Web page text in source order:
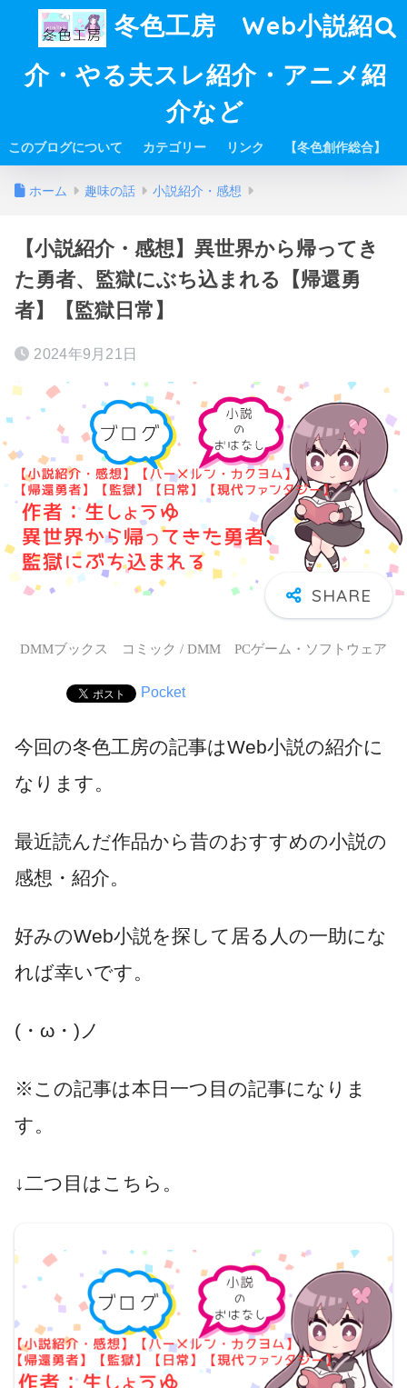
冬色工房 Web小説紹
介・やる夫スレ紹介・アニメ紹
介など
このブログについて カテゴリー リンク 【冬色創作総合】
ホーム 趣味の話 小説紹介・感想
【小説紹介・感想】異世界から帰ってき
た勇者、監獄にぶち込まれる【帰還勇
者】【監獄日常】
2024年9月21日
DMMブックス コミック / DMM PCゲーム・ソフトウェア
Pocket
今回の冬色工房の記事はWeb小説の紹介に
なります。
最近読んだ作品から昔のおすすめの小説の
感想・紹介。
好みのWeb小説を探して居る人の一助にな
れば幸いです。
(・ω・)ノ
※この記事は本日一つ目の記事になりま
す。
↓二つ目はこちら。